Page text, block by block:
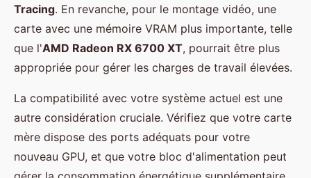
Tracing. En revanche, pour le montage vidéo, une
carte avec une mémoire VRAM plus importante, telle
que l'AMD Radeon RX 6700 XT, pourrait être plus
appropriée pour gérer les charges de travail élevées.
La compatibilité avec votre système actuel est une
autre considération cruciale. Vérifiez que votre carte
mère dispose des ports adéquats pour votre
nouveau GPU, et que votre bloc d'alimentation peut